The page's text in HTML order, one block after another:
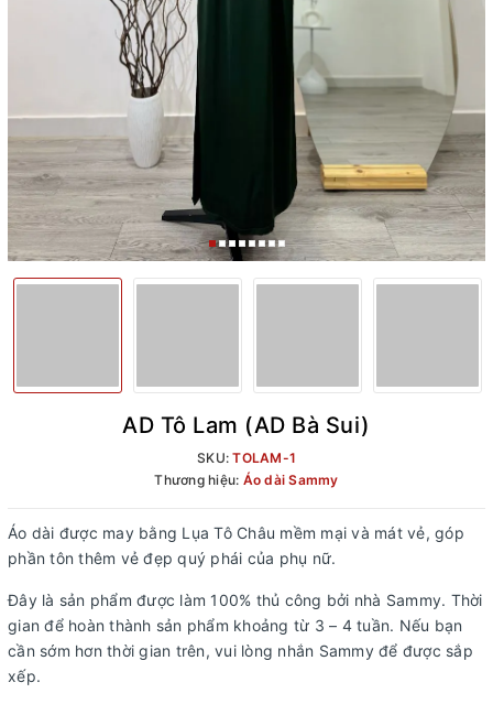
AD Tô Lam (AD Bà Sui)
SKU:TOLAM-1
Thương hiệu: Áo dài Sammy
Áo dài được may bằng Lụa Tô Châu mềm mại và mát vẻ, góp
phần tôn thêm vẻ đẹp quý phái của phụ nữ.
Đây là sản phẩm được làm 100% thủ công bởi nhà Sammy. Thời
gian để hoàn thành sản phẩm khoảng từ 3 – 4 tuần. Nếu bạn
cần sớm hơn thời gian trên, vui lòng nhắn Sammy để được sắp
xếp.